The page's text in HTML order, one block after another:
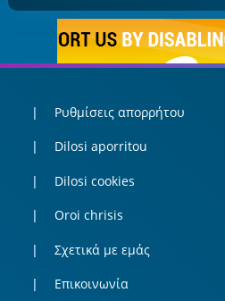
Ρυθμίσεις απορρήτου
Dilosi aporritou
Dilosi cookies
Oroi chrisis
Σχετικά με εμάς
Επικοινωνία